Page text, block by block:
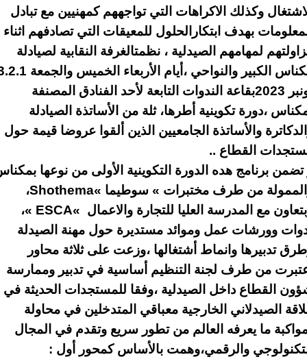
وكذلك الاكراهات التي تواجههم كمهنيين مع تبادل
بهدف ابتكارالحلول للمعيقات التي تصادفهم اثناء
لمهامهم الصيدلية ، نظمتالغرفة النقابية لصيادلة
الكبير والنواحي ،أيام الأربعاء الخميس والجمعة
2023بقاعة الندوات التابعة لأحد الفنادق المصنفة
،دورة تكوينية أطرها، ثلة من الأساتذة الصيادلة
والأساتذة الجامعيين الذين ألقوا عروضا قيمة حول
القطاع ..
تضمن برنامج هده الدورة التكوينية الأولى من نوعها
من طرف مختبرات « سوطيما Shothema«،
مع المدرسة العليا للتجارة والاعمال « ESCA«،
وورشات عمل وموائد مستديرة حول مهنة الصيدلة
تدبيرها وانماط أشتغالها ،وزعت على ثلاثة محاور
من طرف لجنة التنظيم أساسية في تدبير وممارسة
القطاع داخل الصيدلية ،وفقا للمستجدات الحديثة في
الصيدلاني الخارجية معباقي المتدخلين في محاولة
ما يعرفه العالم من تطور سريع وتقدم في المجال
والرقمي،وهمت بالأساس كمحور أول :